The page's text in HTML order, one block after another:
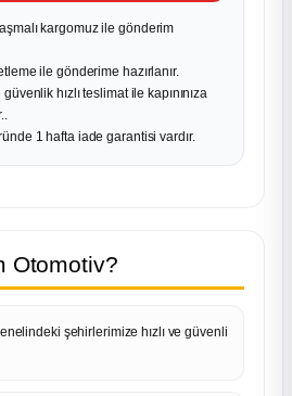
kargomuz ile gönderim
ile gönderime hazırlanır.
hızlı teslimat ile kapınınıza
1 hafta iade garantisi vardır.
Otomotiv?
şehirlerimize hızlı ve güvenli